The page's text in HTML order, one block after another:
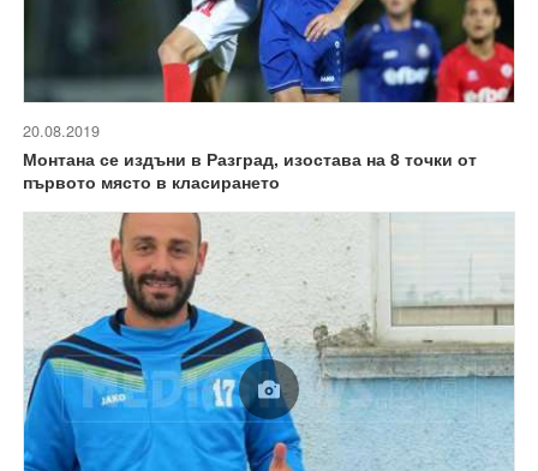
20.08.2019
Монтана се издъни в Разград, изостава на 8 точки от
първото място в класирането